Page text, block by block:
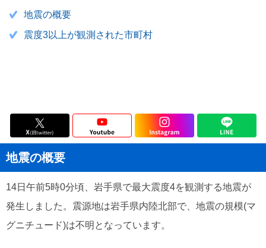
地震の概要
震度3以上が観測された市町村
地震の概要
14日午前5時0分頃、岩手県で最大震度4を観測する地震が
発生しました。震源地は岩手県内陸北部で、地震の規模(マ
グニチュード)は不明となっています。